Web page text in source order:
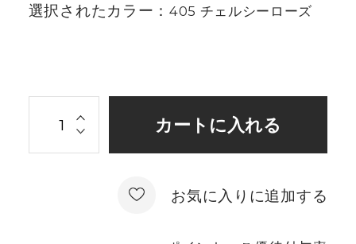
選択されたカラー： 405 チェルシーローズ
お気に入りに追加する